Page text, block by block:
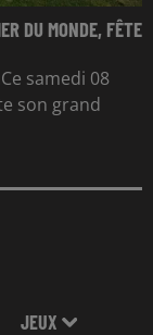
DU MONDE, FÊTE
samedi 08
son grand
JEUX